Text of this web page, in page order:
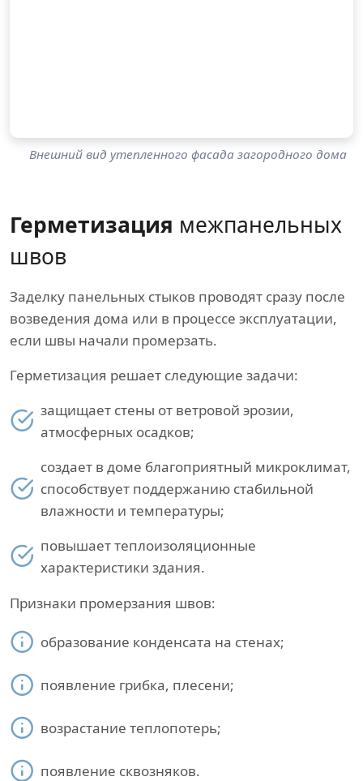
Внешний вид утепленного фасада загородного дома
Герметизация межпанельных
швов
Заделку панельных стыков проводят сразу после
возведения дома или в процессе эксплуатации,
если швы начали промерзать.
Герметизация решает следующие задачи:
защищает стены от ветровой эрозии,
атмосферных осадков;
создает в доме благоприятный микроклимат,
способствует поддержанию стабильной
влажности и температуры;
повышает теплоизоляционные
характеристики здания.
Признаки промерзания швов:
образование конденсата на стенах;
появление грибка, плесени;
возрастание теплопотерь;
появление сквозняков.